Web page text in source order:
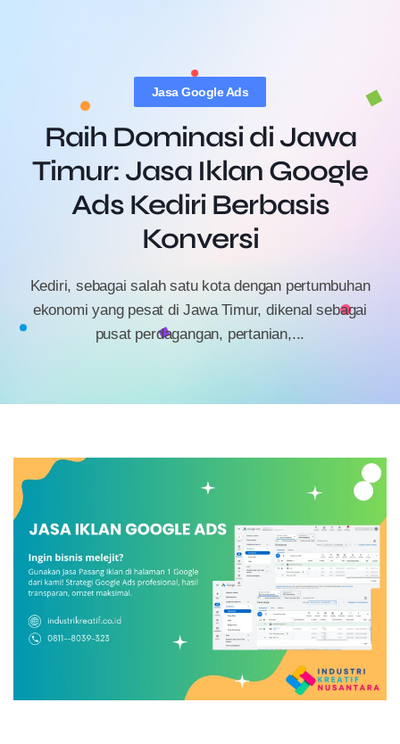
Jasa Google Ads
Raih Dominasi di Jawa
Timur: Jasa Iklan Google
Ads Kediri Berbasis
Konversi
Kediri, sebagai salah satu kota dengan pertumbuhan
ekonomi yang pesat di Jawa Timur, dikenal sebagai
pusat perdagangan, pertanian,...